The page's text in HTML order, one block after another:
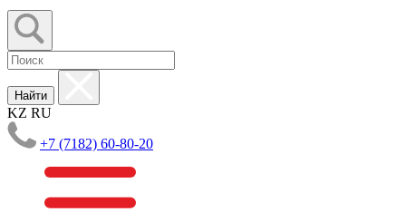
Найти
KZ RU
+7 (7182) 60-80-20